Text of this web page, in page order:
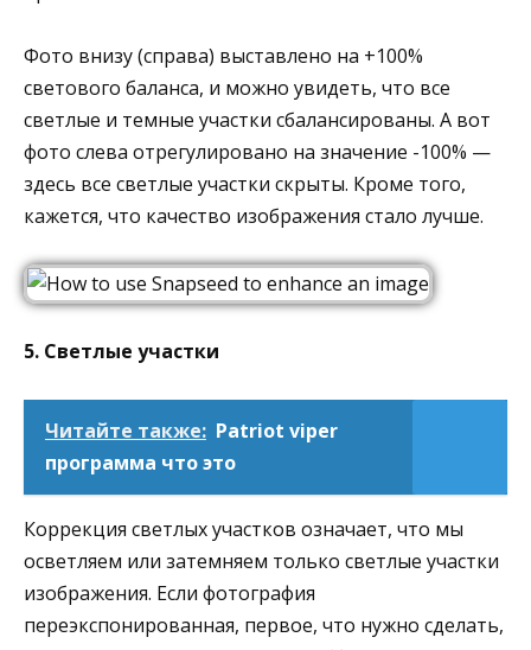
Фото внизу (справа) выставлено на +100%
светового баланса, и можно увидеть, что все
светлые и темные участки сбалансированы. А вот
фото слева отрегулировано на значение -100% —
здесь все светлые участки скрыты. Кроме того,
кажется, что качество изображения стало лучше.
5. Светлые участки
Читайте также: Patriot viper
программа что это
Коррекция светлых участков означает, что мы
осветляем или затемняем только светлые участки
изображения. Если фотография
переэкспонированная, первое, что нужно сделать,